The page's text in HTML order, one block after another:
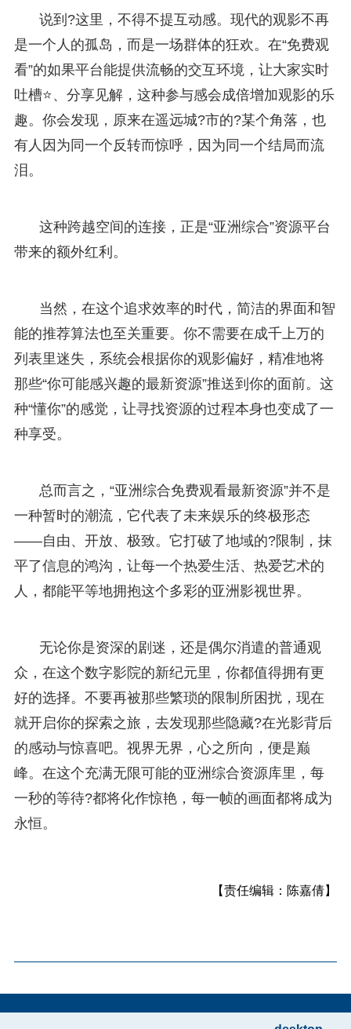
说到?这里，不得不提互动感。现代的观影不再
是一个人的孤岛，而是一场群体的狂欢。在“免费观
看”的如果平台能提供流畅的交互环境，让大家实时
吐槽⭐、分享见解，这种参与感会成倍增加观影的乐
趣。你会发现，原来在遥远城?市的?某个角落，也
有人因为同一个反转而惊呼，因为同一个结局而流
泪。
这种跨越空间的连接，正是“亚洲综合”资源平台
带来的额外红利。
当然，在这个追求效率的时代，简洁的界面和智
能的推荐算法也至关重要。你不需要在成千上万的
列表里迷失，系统会根据你的观影偏好，精准地将
那些“你可能感兴趣的最新资源”推送到你的面前。这
种“懂你”的感觉，让寻找资源的过程本身也变成了一
种享受。
总而言之，“亚洲综合免费观看最新资源”并不是
一种暂时的潮流，它代表了未来娱乐的终极形态
——自由、开放、极致。它打破了地域的?限制，抹
平了信息的鸿沟，让每一个热爱生活、热爱艺术的
人，都能平等地拥抱这个多彩的亚洲影视世界。
无论你是资深的剧迷，还是偶尔消遣的普通观
众，在这个数字影院的新纪元里，你都值得拥有更
好的选择。不要再被那些繁琐的限制所困扰，现在
就开启你的探索之旅，去发现那些隐藏?在光影背后
的感动与惊喜吧。视界无界，心之所向，便是巅
峰。在这个充满无限可能的亚洲综合资源库里，每
一秒的等待?都将化作惊艳，每一帧的画面都将成为
永恒。
【责任编辑：陈嘉倩】